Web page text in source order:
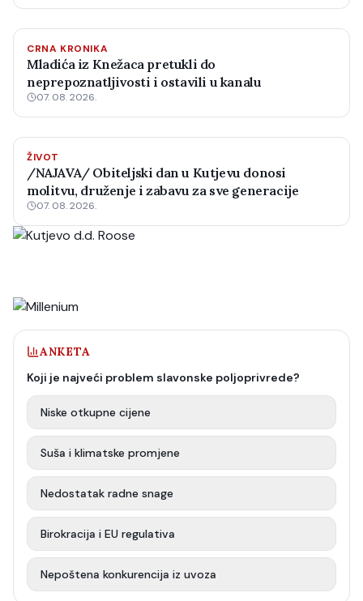
CRNA KRONIKA
Mladića iz Knežaca pretukli do
neprepoznatljivosti i ostavili u kanalu
07. 08. 2026.
ŽIVOT
/NAJAVA/ Obiteljski dan u Kutjevu donosi
molitvu, druženje i zabavu za sve generacije
07. 08. 2026.
ANKETA
Koji je najveći problem slavonske poljoprivrede?
Niske otkupne cijene
Suša i klimatske promjene
Nedostatak radne snage
Birokracija i EU regulativa
Nepoštena konkurencija iz uvoza